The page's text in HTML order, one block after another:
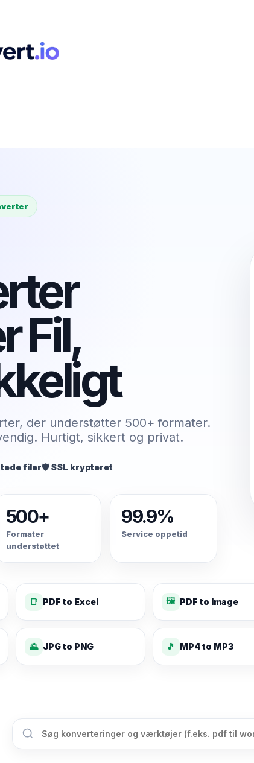
Fil,
der understøtter 500+ formater.
Hurtigt, sikkert og privat.
filer🛡️ SSL krypteret
500+
Formater
understøttet
99.9%
Service oppetid
📑 PDF to Excel 🖼️ PDF to Image
🌄 JPG to PNG 🎵 MP4 to MP3